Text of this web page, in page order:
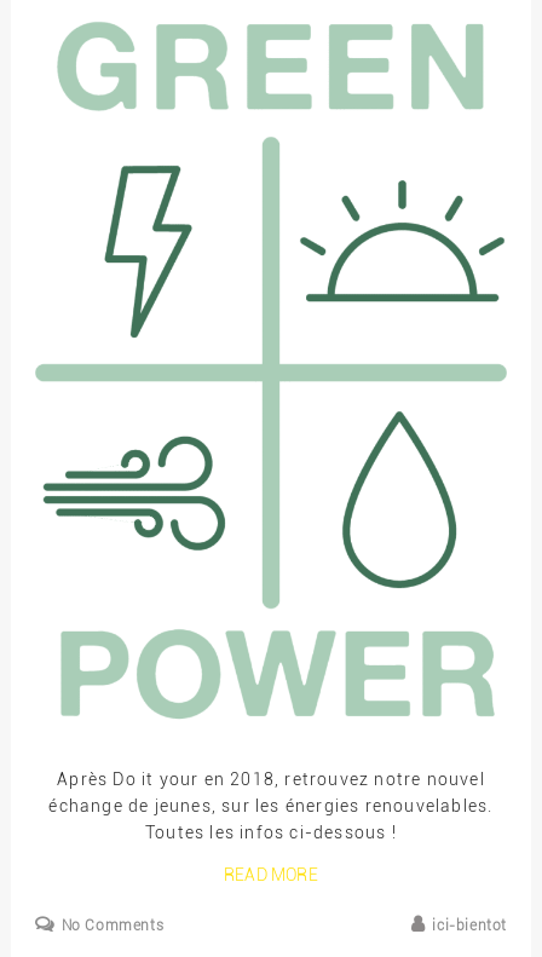
Après Do it your en 2018, retrouvez notre nouvel
échange de jeunes, sur les énergies renouvelables.
Toutes les infos ci-dessous !
READ MORE
No Comments ici-bientot